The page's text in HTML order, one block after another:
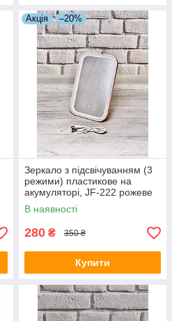
Акція –20%
Зеркало з підсвічуванням (3
режими) пластикове на
акумуляторі, JF-222 рожеве
В наявності
280 ₴ 350 ₴
Купити